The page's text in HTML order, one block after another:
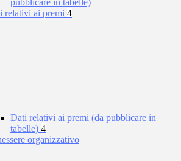
pubblicare in tabelle)
relativi ai premi 4
Dati relativi ai premi (da pubblicare in
tabelle) 4
organizzativo